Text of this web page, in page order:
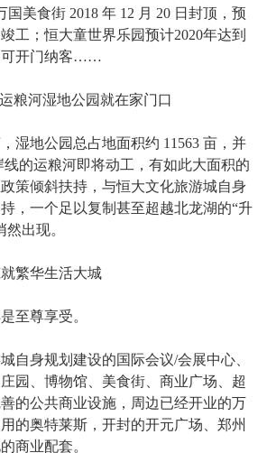
国美食街 2018 年 12 月 20 日封顶，预
工；恒大童世界乐园预计2020年达到
可开门纳客……
粮河湿地公园就在家门口
湿地公园总占地面积约 11563 亩，并
的运粮河即将动工，有如此大面积的
策倾斜扶持，与恒大文化旅游城自身
，一个足以复制甚至超越北龙湖的“升
出现。
繁华生活大城
至尊享受。
自身规划建设的国际会议/会展中心、
园、博物馆、美食街、商业广场、超
的公共商业设施，周边已经开业的万
的奥特莱斯，开封的开元广场、郑州
商业配套。